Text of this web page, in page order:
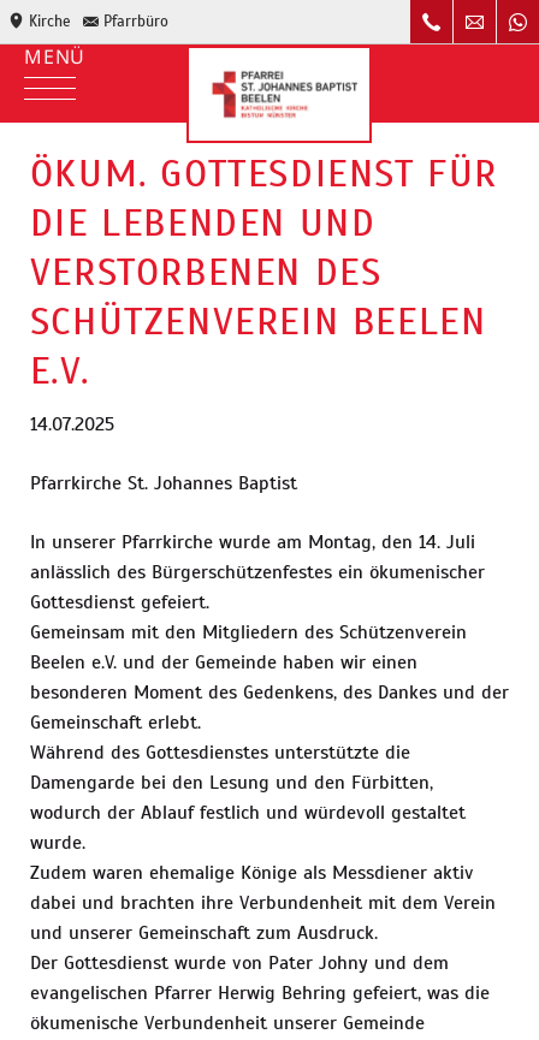
Kirche Pfarrbüro
ÖKUM. GOTTESDIENST FÜR
DIE LEBENDEN UND
VERSTORBENEN DES
SCHÜTZENVEREIN BEELEN
E.V.
14.07.2025
Pfarrkirche St. Johannes Baptist
In unserer Pfarrkirche wurde am Montag, den 14. Juli
anlässlich des Bürgerschützenfestes ein ökumenischer
Gottesdienst gefeiert.
Gemeinsam mit den Mitgliedern des Schützenverein
Beelen e.V. und der Gemeinde haben wir einen
besonderen Moment des Gedenkens, des Dankes und der
Gemeinschaft erlebt.
Während des Gottesdienstes unterstützte die
Damengarde bei den Lesung und den Fürbitten,
wodurch der Ablauf festlich und würdevoll gestaltet
wurde.
Zudem waren ehemalige Könige als Messdiener aktiv
dabei und brachten ihre Verbundenheit mit dem Verein
und unserer Gemeinschaft zum Ausdruck.
Der Gottesdienst wurde von Pater Johny und dem
evangelischen Pfarrer Herwig Behring gefeiert, was die
ökumenische Verbundenheit unserer Gemeinde